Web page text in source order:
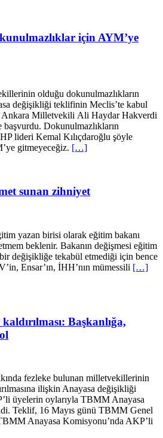
için AYM’ye
olduğu dokunulmazlıkların
değişikliği teklifinin Meclis’te kabul
Ankara Milletvekili Ali Haydar Hakverdi
başvurdu. Dokunulmazlıkların
lideri Kemal Kılıçdaroğlu şöyle
gitmeyeceğiz. […]
sunan zihniyet
yazan birisi olarak eğitim bakanı
beklenir. Bakanın değişmesi eğitim
değişikliğe tekabül etmediği için bence
Ensar’ın, İHH’nın mümessili […]
Başkanlığa,
fezleke bulunan milletvekillerinin
ilişkin Anayasa değişikliği
üyelerin oylarıyla TBMM Anayasa
Teklif, 16 Mayıs günü TBMM Genel
Anayasa Komisyonu’nda AKP’li